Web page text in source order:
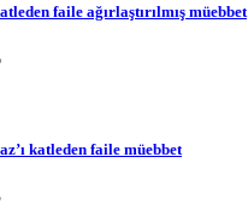
faile ağırlaştırılmış müebbet
katleden faile müebbet